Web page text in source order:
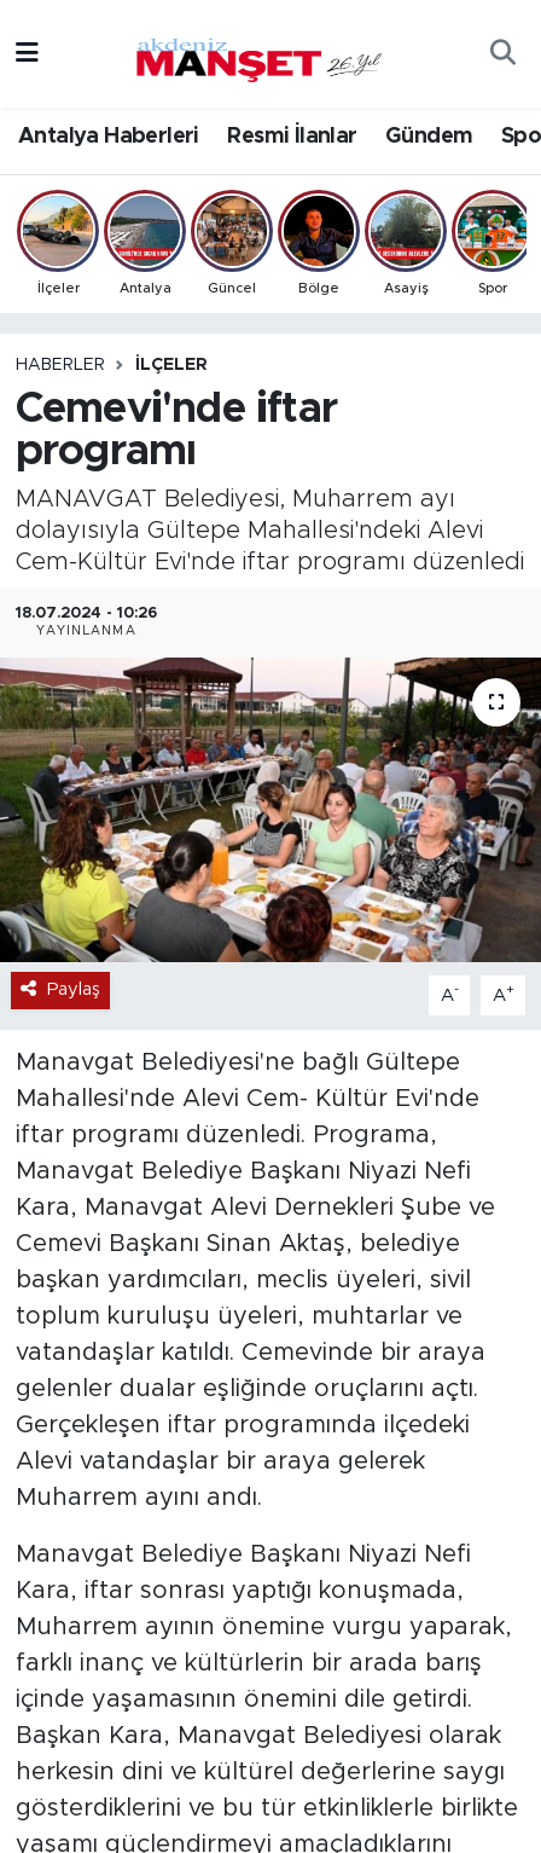
Antalya Haberleri Resmi İlanlar Gündem
İlçeler Antalya Güncel Bölge Asayiş Spor
HABERLER İLÇELER
Cemevi'nde iftar
programı
MANAVGAT Belediyesi, Muharrem ayı
dolayısıyla Gültepe Mahallesi'ndeki Alevi
Cem-Kültür Evi'nde iftar programı düzenledi
18.07.2024 - 10:26
YAYINLANMA
Paylaş A- A+
Manavgat Belediyesi'ne bağlı Gültepe
Mahallesi'nde Alevi Cem- Kültür Evi'nde
iftar programı düzenledi. Programa,
Manavgat Belediye Başkanı Niyazi Nefi
Kara, Manavgat Alevi Dernekleri Şube ve
Cemevi Başkanı Sinan Aktaş, belediye
başkan yardımcıları, meclis üyeleri, sivil
toplum kuruluşu üyeleri, muhtarlar ve
vatandaşlar katıldı. Cemevinde bir araya
gelenler dualar eşliğinde oruçlarını açtı.
Gerçekleşen iftar programında ilçedeki
Alevi vatandaşlar bir araya gelerek
Muharrem ayını andı.
Manavgat Belediye Başkanı Niyazi Nefi
Kara, iftar sonrası yaptığı konuşmada,
Muharrem ayının önemine vurgu yaparak,
farklı inanç ve kültürlerin bir arada barış
içinde yaşamasının önemini dile getirdi.
Başkan Kara, Manavgat Belediyesi olarak
herkesin dini ve kültürel değerlerine saygı
gösterdiklerini ve bu tür etkinliklerle birlikte
yaşamı güçlendirmeyi amaçladıklarını
Bilim & Teknoloji
Eğitim
Ekonomi
Gündem
İlçeler
Kültür- Sanat
Politika
Resmi İlanlar
Sağlık
Spor
Turizm
Antalya Hava Durumu
Antalya Namaz Vakitleri
Antalya Trafik Yoğunluk Haritası
Tüm Manşetler
Son Dakika Haberleri
Haber Arşivi